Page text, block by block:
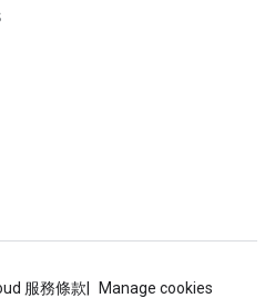
服務條款 Manage cookies